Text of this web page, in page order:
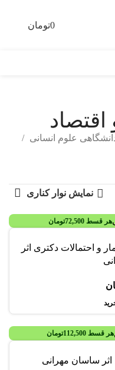
0تومان
علوم انسانی
نمایش نوار کناری
هر قسط 72,500تومان
و احتمالات دکتری اثر
هر قسط 112,500تومان